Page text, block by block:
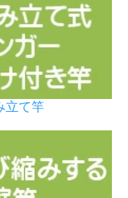
立て竿